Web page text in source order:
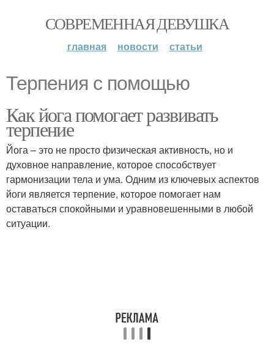
СОВРЕМЕННАЯ ДЕВУШКА
главная новости статьи
Терпения с помощью
Как йога помогает развивать
терпение
Йога – это не просто физическая активность, но и
духовное направление, которое способствует
гармонизации тела и ума. Одним из ключевых аспектов
йоги является терпение, которое помогает нам
оставаться спокойными и уравновешенными в любой
ситуации.